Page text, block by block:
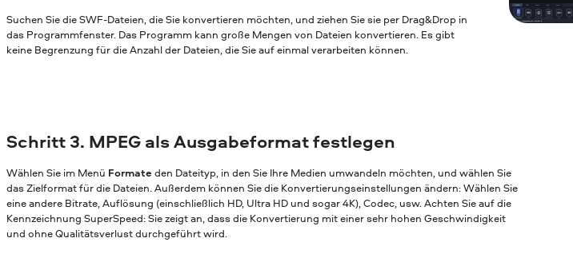
Suchen Sie die SWF-Dateien, die Sie konvertieren möchten, und ziehen Sie sie per Drag&Drop in
das Programmfenster. Das Programm kann große Mengen von Dateien konvertieren. Es gibt
keine Begrenzung für die Anzahl der Dateien, die Sie auf einmal verarbeiten können.
Schritt 3. MPEG als Ausgabeformat festlegen
Wählen Sie im Menü Formate den Dateityp, in den Sie Ihre Medien umwandeln möchten, und wählen Sie
das Zielformat für die Dateien. Außerdem können Sie die Konvertierungseinstellungen ändern: Wählen Sie
eine andere Bitrate, Auflösung (einschließlich HD, Ultra HD und sogar 4K), Codec, usw. Achten Sie auf die
Kennzeichnung SuperSpeed: Sie zeigt an, dass die Konvertierung mit einer sehr hohen Geschwindigkeit
und ohne Qualitätsverlust durchgeführt wird.